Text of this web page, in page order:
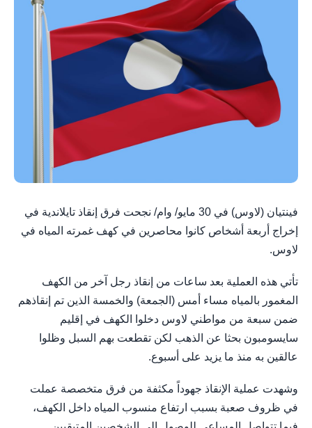
فينتيان (لاوس) في 30 مايو/ وام/ نجحت فرق إنقاذ تايلاندية في
إخراج أربعة أشخاص ​كانوا محاصرين في كهف غمرته المياه في
لاوس.
تأتي هذه ‌العملية ⁠بعد ساعات ‌من ⁠إنقاذ رجل ​آخر ⁠من الكهف
المغمور بالمياه ⁠مساء أمس (الجمعة) والخمسة ⁠الذين تم إنقاذهم
ضمن سبعة ⁠من ​مواطني ⁠لاوس دخلوا الكهف في إقليم
سايسومبون بحثا عن الذهب ​لكن تقطعت ‌بهم السبل ​وظلوا
عالقين به منذ ​ما يزيد ⁠على أسبوع.
وشهدت عملية الإنقاذ جهوداً مكثفة من فرق متخصصة عملت
في ظروف صعبة بسبب ارتفاع منسوب المياه داخل الكهف،